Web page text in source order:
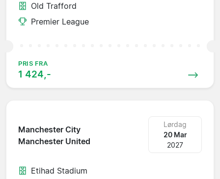
Old Trafford
Premier League
PRIS FRA
1 424,-
Manchester City
Manchester United
Lørdag
20 Mar
2027
Etihad Stadium